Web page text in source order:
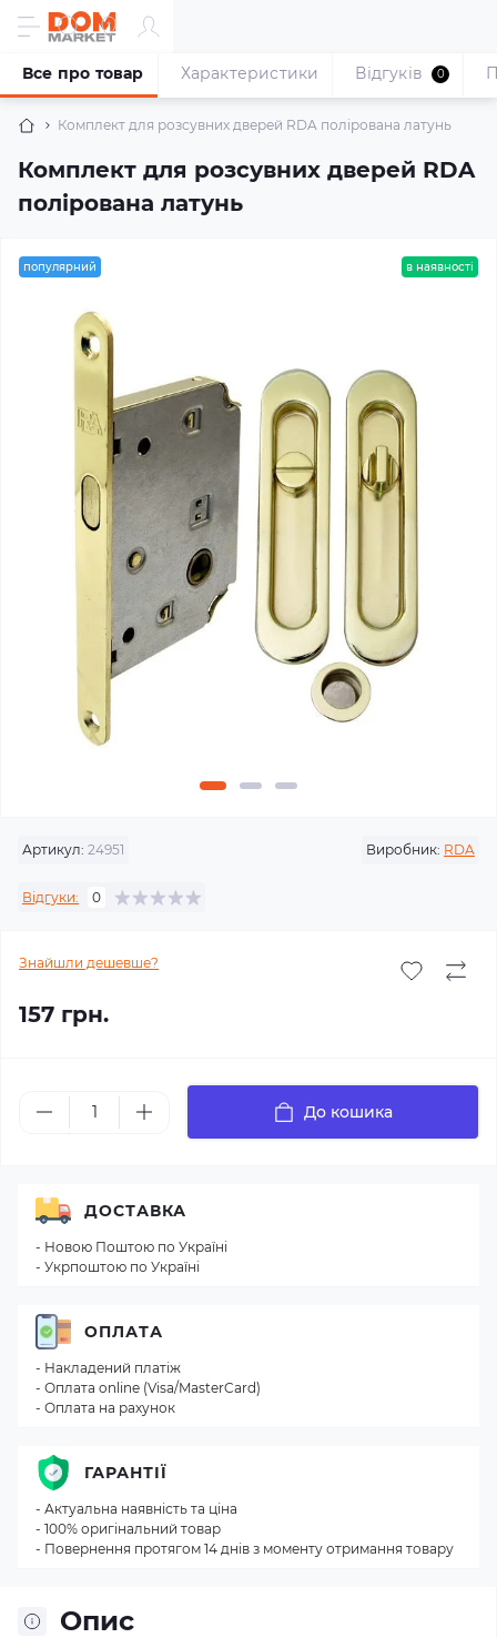
Комплект для розсувних дверей RDA полірована латунь
Комплект для розсувних дверей RDA
полірована латунь
Все про товар Характеристики Відгуків 0
популярний в наявності
Артикул: 24951 Виробник: RDA
Відгуки: 0
Знайшли дешевше?
157 грн.
До кошика
Опис
ДОСТАВКА
- Новою Поштою по Україні
- Укрпоштою по Україні
ОПЛАТА
- Накладений платіж
- Оплата online (Visa/MasterCard)
- Оплата на рахунок
ГАРАНТІЇ
- Актуальна наявність та ціна
- 100% оригінальний товар
- Повернення протягом 14 днів з моменту отримання товару